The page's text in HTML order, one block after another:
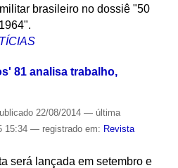
brasileiro no dossiê "50
81 analisa trabalho,
22/08/2014 — última
15:34 — registrado em: Revista
será lançada em setembro e